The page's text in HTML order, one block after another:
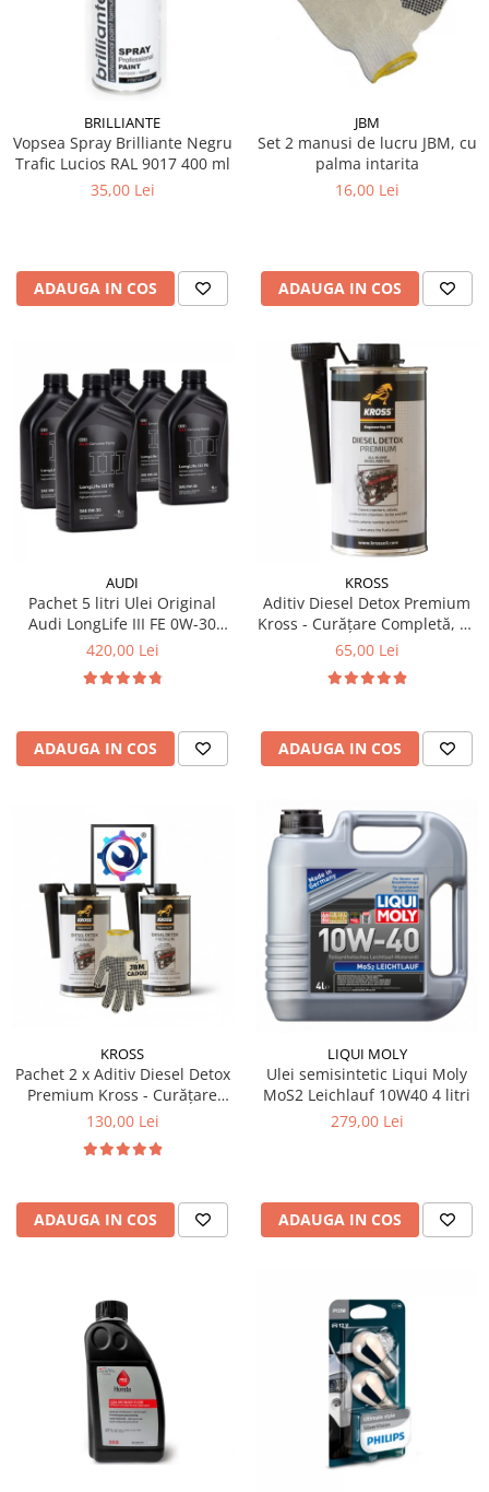
AdBlue
Aditivi Auto
Lichid de Parbriz
Ulei Cutie de Viteze
Uleiuri Hidraulice
Vaselina si Lubrifianti Auto
Filtre Auto
Filtre Aer
Filtre Combustibil
Filtre Habitaclu
Intretinere si Cosmetica Auto
Produse Cosmetica Auto
Produse curatare interior auto
Accesorii Auto
Accesorii telefoane mobile
Cabluri si adaptoare telefoane
Echipamente Service
Huse Auto
Incarcatoare telefoane mobile
Parasolare Auto
Produse curatare IT
Solutii Chimice
Stergatoare Auto
Electrica si Electronice Auto
Halogen
LED
Auxiliare Halogen
Auxiliare LED
Adaptoare LED
Accesorii electronice auto
Camere Auto DVR
Senzori de Parcare
BRILLIANTE
Vopsea Spray Brilliante Negru
Trafic Lucios RAL 9017 400 ml
35,00 Lei
ADAUGA IN COS
JBM
Set 2 manusi de lucru JBM, cu
palma intarita
16,00 Lei
ADAUGA IN COS
AUDI
Pachet 5 litri Ulei Original
Audi LongLife III FE 0W-30
GS55545D2 – Aprobări VW420,00 Lei
ADAUGA IN COS
KROSS
Aditiv Diesel Detox Premium
Kross - Curățare Completă, +5
Puncte Cetanic & Protecție
65,00 Lei
ADAUGA IN COS
KROSS
Pachet 2 x Aditiv Diesel Detox
Premium Kross - Curățare
Completă, +5 Puncte Cetanic
130,00 Lei
ADAUGA IN COS
LIQUI MOLY
Ulei semisintetic Liqui Moly
MoS2 Leichlauf 10W40 4 litri
279,00 Lei
ADAUGA IN COS